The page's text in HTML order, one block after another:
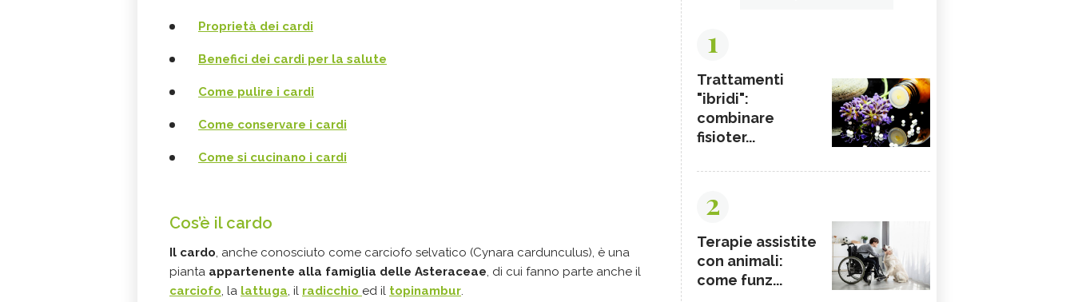
Proprietà dei cardi
Benefici dei cardi per la salute
Come pulire i cardi
Come conservare i cardi
Come si cucinano i cardi
Cos’è il cardo
Il cardo, anche conosciuto come carciofo selvatico (Cynara cardunculus), è una
pianta appartenente alla famiglia delle Asteraceae, di cui fanno parte anche il
carciofo, la lattuga, il radicchio ed il topinambur.
1
Trattamenti
"ibridi":
combinare
fisioter...
2
Terapie assistite
con animali:
come funz...